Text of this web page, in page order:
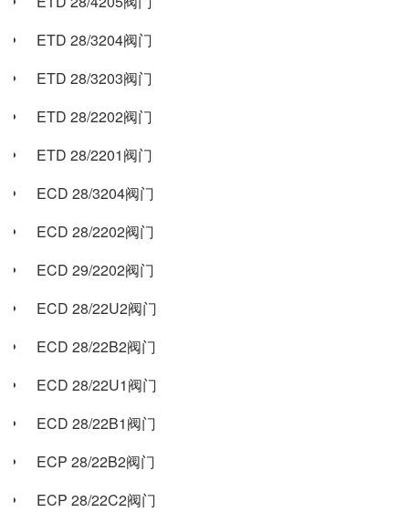
ETD 28/3204阀门
ETD 28/3203阀门
ETD 28/2202阀门
ETD 28/2201阀门
ECD 28/3204阀门
ECD 28/2202阀门
ECD 29/2202阀门
ECD 28/22U2阀门
ECD 28/22B2阀门
ECD 28/22U1阀门
ECD 28/22B1阀门
ECP 28/22B2阀门
ECP 28/22C2阀门